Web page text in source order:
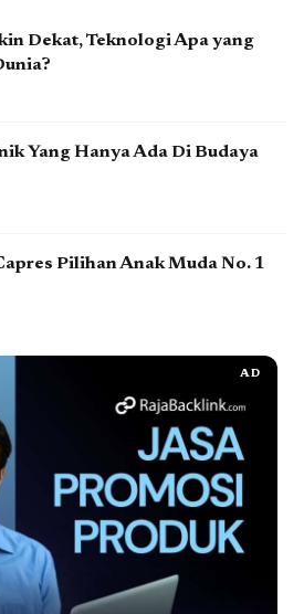
Dekat, Teknologi Apa yang
Yang Hanya Ada Di Budaya
Pilihan Anak Muda No. 1
AD